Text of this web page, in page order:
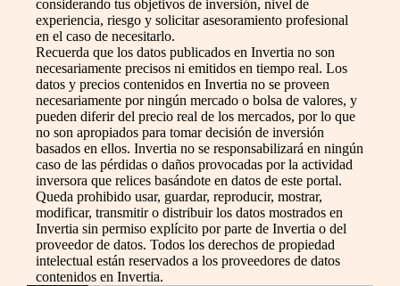
considerando tus objetivos de inversión, nivel de
experiencia, riesgo y solicitar asesoramiento profesional
en el caso de necesitarlo.
Recuerda que los datos publicados en Invertia no son
necesariamente precisos ni emitidos en tiempo real. Los
datos y precios contenidos en Invertia no se proveen
necesariamente por ningún mercado o bolsa de valores, y
pueden diferir del precio real de los mercados, por lo que
no son apropiados para tomar decisión de inversión
basados en ellos. Invertia no se responsabilizará en ningún
caso de las pérdidas o daños provocadas por la actividad
inversora que relices basándote en datos de este portal.
Queda prohibido usar, guardar, reproducir, mostrar,
modificar, transmitir o distribuir los datos mostrados en
Invertia sin permiso explícito por parte de Invertia o del
proveedor de datos. Todos los derechos de propiedad
intelectual están reservados a los proveedores de datos
contenidos en Invertia.